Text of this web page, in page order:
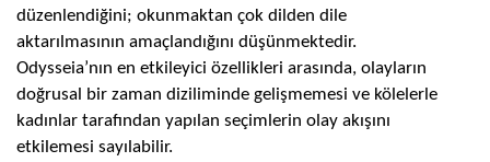
düzenlendiğini; okunmaktan çok dilden dile
aktarılmasının amaçlandığını düşünmektedir.
Odysseia’nın en etkileyici özellikleri arasında, olayların
doğrusal bir zaman diziliminde gelişmemesi ve kölelerle
kadınlar tarafından yapılan seçimlerin olay akışını
etkilemesi sayılabilir.